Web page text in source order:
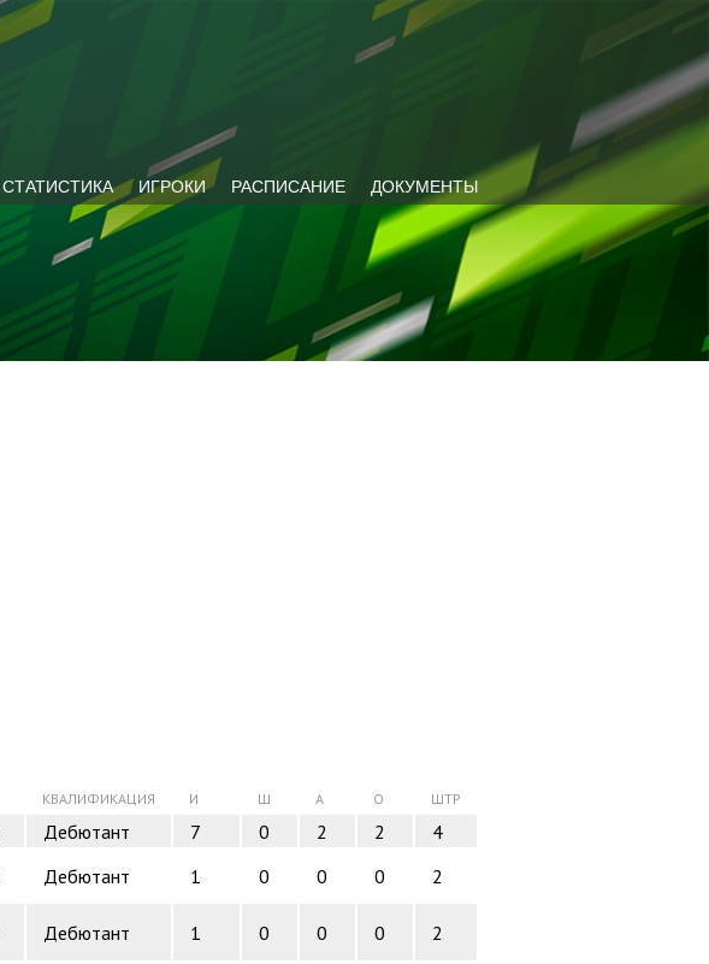
СТАТИСТИКА ИГРОКИ РАСПИСАНИЕ ДОКУМЕНТЫ
КВАЛИФИКАЦИЯ И Ш А О ШТР
Дебютант 7 0 2 2
4
Дебютант 1 0 0 0
2
Дебютант 1 0 0 0
2